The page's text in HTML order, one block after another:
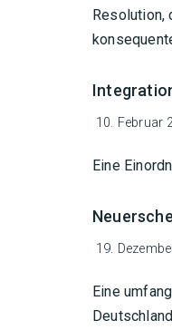
Resolution,
10. Februar
Eine
19.
Eine